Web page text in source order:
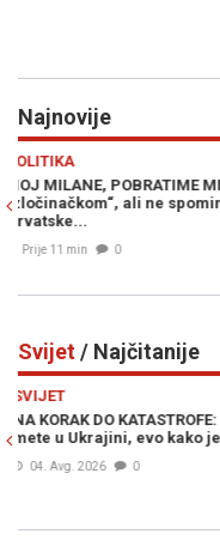
Najnovije
naziva
Srba iz
SPORT
O NJEMU BRUJI
nositi u
Svijet/ Najčitanije
čas
DRAMA U
Trumpa –„On je
04. Avg. 2026